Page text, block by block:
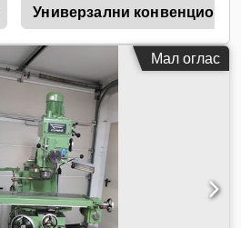
Универзални
Мал оглас